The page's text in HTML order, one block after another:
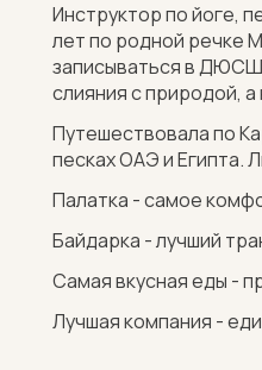
Инструктор по йоге,
лет по родной речке
записываться в ДЮСШ
слияния с природой,
Путешествовала по
песках ОАЭ и Египта.
Палатка - самое
Байдарка - лучший
Самая вкусная еды -
Лучшая компания -